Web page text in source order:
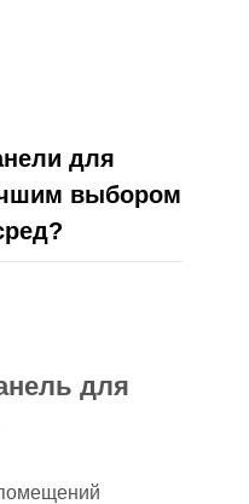
для
выбором
для